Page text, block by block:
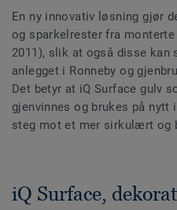
En ny innovativ løsning gjør
og sparkelrester fra
2011), slik at også disse kan
anlegget i Ronneby og
Det betyr at iQ Surface gulv
gjenvinnes og brukes på
steg mot et mer sirkulært og
iQ Surface,